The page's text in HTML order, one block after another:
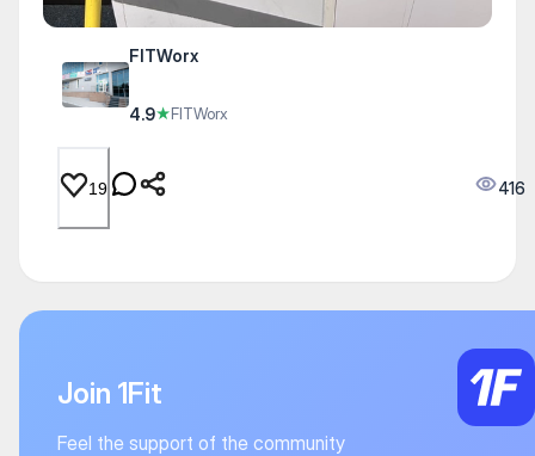
FITWorx
4.9★FITWorx
19 416
Join 1Fit
Feel the support of the community